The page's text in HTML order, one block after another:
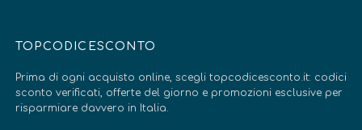
TOPCODICESCONTO
Prima di ogni acquisto online, scegli topcodicesconto.it: codici
sconto verificati, offerte del giorno e promozioni esclusive per
risparmiare davvero in Italia.